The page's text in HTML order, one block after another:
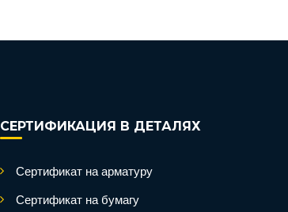
СЕРТИФИКАЦИЯ В ДЕТАЛЯХ
Сертификат на арматуру
Сертификат на бумагу